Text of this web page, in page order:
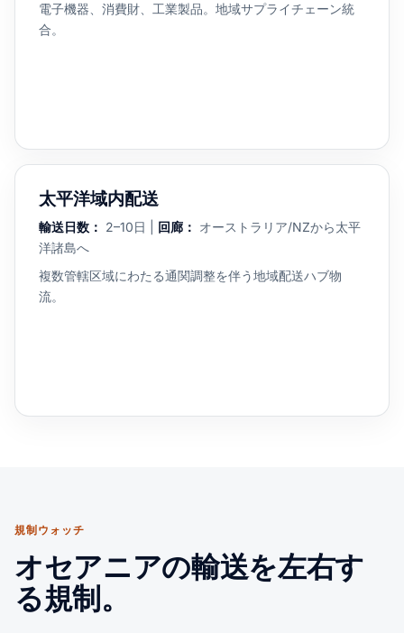
電子機器、消費財、工業製品。地域サプライチェーン統
合。
太平洋域内配送
輸送日数： 2–10日 | 回廊： オーストラリア/NZから太平
洋諸島へ
複数管轄区域にわたる通関調整を伴う地域配送ハブ物
流。
規制ウォッチ
オセアニアの輸送を左右す
る規制。